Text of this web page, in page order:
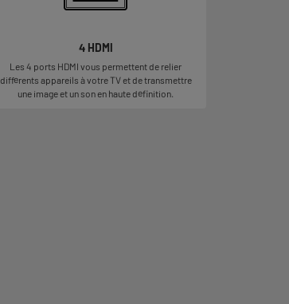
4 HDMI
Les 4 ports HDMI vous permettent de relier
différents appareils à votre TV et de transmettre
une image et un son en haute définition.